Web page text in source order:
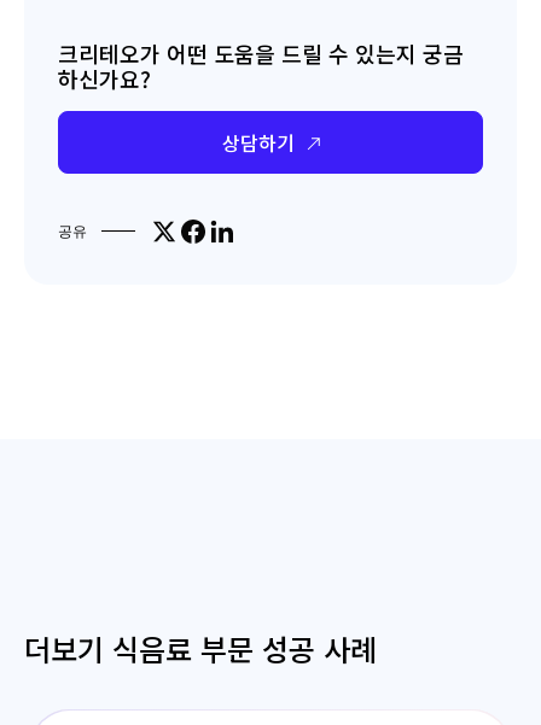
크리테오가 어떤 도움을 드릴 수 있는지 궁금
하신가요?
상담하기
공유 Share on X
Share on Facebook
Share on LinkedIn
더보기 식음료 부문 성공 사례